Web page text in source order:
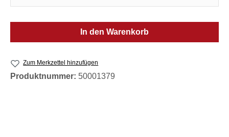
In den Warenkorb
Zum Merkzettel hinzufügen
Produktnummer: 50001379